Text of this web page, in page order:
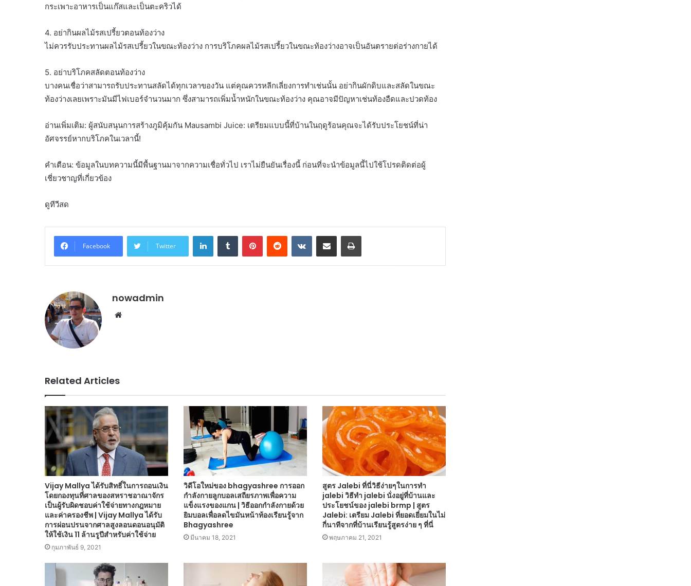
กระเพาะอาหารเป็นแก๊สและเป็นตะคริวได้
4. อย่ากินผลไม้รสเปรี้ยวตอนท้องว่าง
ไม่ควรรับประทานผลไม้รสเปรี้ยวในขณะท้องว่าง การบริโภคผลไม้รสเปรี้ยวในขณะท้องว่างอาจเป็นอันตรายต่อร่างกายได้
5. อย่าบริโภคสลัดตอนท้องว่าง
บางคนเชื่อว่าสามารถรับประทานสลัดได้ทุกเวลาของวัน แต่คุณควรหลีกเลี่ยงการทำเช่นนั้น อย่ากินผักดิบและสลัดในขณะ
ท้องว่างเลยเพราะมันมีไฟเบอร์จำนวนมาก ซึ่งสามารถเพิ่มน้ำหนักในขณะท้องว่าง คุณอาจมีปัญหาเช่นท้องอืดและปวดท้อง
อ่านเพิ่มเติม: ผู้สนับสนุนการสร้างภูมิคุ้มกัน Mausambi Juice: เตรียมแบบนี้ที่บ้านในฤดูร้อนคุณจะได้รับประโยชน์ที่น่า
อัศจรรย์หากบริโภคในเวลานี้!
คำเตือน: ข้อมูลในบทความนี้มีพื้นฐานมาจากความเชื่อทั่วไป เราไม่ยืนยันเรื่องนี้ ก่อนที่จะนำข้อมูลนี้ไปใช้โปรดติดต่อผู้
เชี่ยวชาญที่เกี่ยวข้อง
ดูทีวีสด
Facebook Twitter
LinkedInTumblr PinterestReddit VKontakteShare via Email Print
nowadmin
Website
Related Articles
Vijay Mallya ได้รับสิทธิ์ในการถอนเงิน
โดยกองทุนที่ศาลของสหราชอาณาจักร
เป็นผู้รับผิดชอบค่าใช้จ่ายทางกฎหมาย
และค่าครองชีพ | Vijay Mallya ได้รับ
การผ่อนปรนจากศาลสูงลอนดอนอนุมัติ
ให้ใช้เงิน 11 ล้านรูปีสำหรับค่าใช้จ่าย
กุมภาพันธ์ 9, 2021
วิดีโอใหม่ของ bhagyashree การออก
กำลังกายลูกบอลเสถียรภาพเพื่อความ
แข็งแรงของแกน | วิธีออกกำลังกายด้วย
ยิมบอลเพื่อลดไขมันหน้าท้องเรียนรู้จาก
Bhagyashree
มีนาคม 18, 2021
สูตร Jalebi ที่นี่วิธีง่ายๆในการทำ
jalebi วิธีทำ jalebi นั่งอยู่ที่บ้านและ
ประโยชน์ของ jalebi brmp | สูตร
Jalebi: เตรียม Jalebi ที่ยอดเยี่ยมในไม่
กี่นาทีจากที่บ้านเรียนรู้สูตรง่าย ๆ ที่นี่
พฤษภาคม 21, 2021